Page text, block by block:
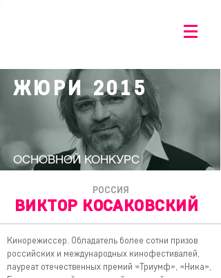
ЖЮРИ 2015
ОСНОВНОЙ КОНКУРС
РОССИЯ
ВИКТОР КОСАКОВСКИЙ
Кинорежиссер. Обладатель более сотни призов
российских и международных кинофестивалей,
лауреат отечественных премий «Триумф», «Ника»,